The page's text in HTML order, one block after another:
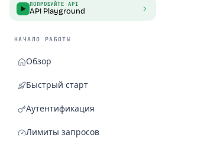
ПОПРОБУЙТЕ API
API Playground
НАЧАЛО РАБОТЫ
Обзор
Быстрый старт
Аутентификация
Лимиты запросов